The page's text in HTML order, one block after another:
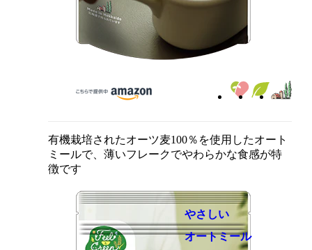
有機栽培されたオーツ麦100％を使用したオート
ミールで、薄いフレークでやわらかな食感が特
徴です
やさしい
オートミール